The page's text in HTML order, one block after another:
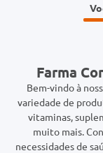
Farma
Bem-vindo à
variedade de
vitaminas,
muito mais.
necessidades de